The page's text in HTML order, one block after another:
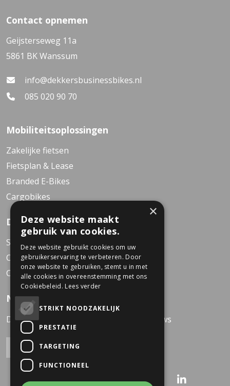
Contact opnemen
Geijsterseweg 11a
5861 BK Wanssum
info@dekkersbusinessbikes.nl
085 020 90 70
Mobiliteitsoplossingen
Zakelijke fietsen
Fietsplan & Lease
Branded E-Bikes
Cargobikes
Dekkers Business Bikes
Service Center
Over Dekkers
Contact
Nieuwsbrief
Direct op de hoogte van het laatste nieuws
×
Deze website maakt
gebruik van cookies.
Deze website gebruikt cookies om uw
gebruikerservaring te verbeteren. Door
onze website te gebruiken, stemt u in met
alle cookies in overeenstemming met ons
Cookiebeleid. Lees verder
STRIKT NOODZAKELIJK
PRESTATIE
TARGETING
FUNCTIONEEL